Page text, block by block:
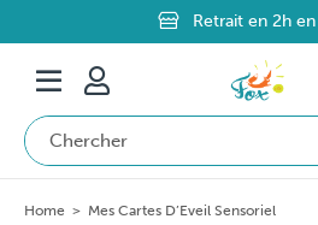
Retrait en 2h
Paiement
Livraison offerte dès
Home > Mes Cartes D’Eveil Sensoriel